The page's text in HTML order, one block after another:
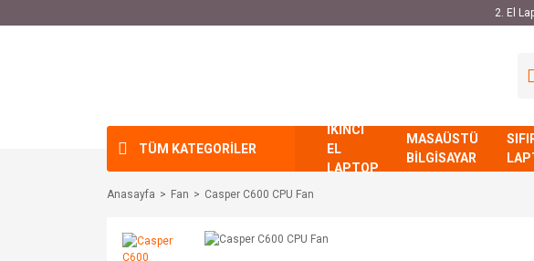
2. El
TÜM KATEGORİLER
İKİNCİ
EL
LAPTOP
MASAÜSTÜ
BİLGİSAYAR
Anasayfa Fan Casper C600 CPU Fan